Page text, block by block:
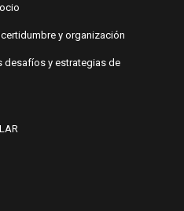
y organización
desafíos y estrategias de